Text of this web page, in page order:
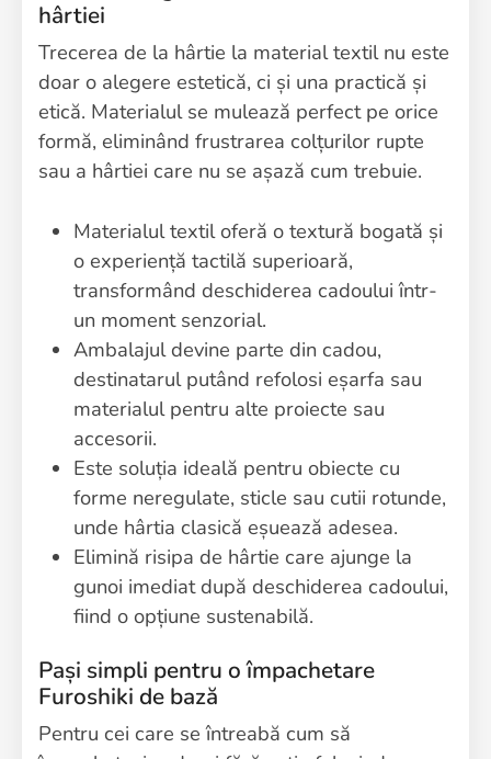
hârtiei
Trecerea de la hârtie la material textil nu este
doar o alegere estetică, ci și una practică și
etică. Materialul se mulează perfect pe orice
formă, eliminând frustrarea colțurilor rupte
sau a hârtiei care nu se așază cum trebuie.
Materialul textil oferă o textură bogată și
o experiență tactilă superioară,
transformând deschiderea cadoului într-
un moment senzorial.
Ambalajul devine parte din cadou,
destinatarul putând refolosi eșarfa sau
materialul pentru alte proiecte sau
accesorii.
Este soluția ideală pentru obiecte cu
forme neregulate, sticle sau cutii rotunde,
unde hârtia clasică eșuează adesea.
Elimină risipa de hârtie care ajunge la
gunoi imediat după deschiderea cadoului,
fiind o opțiune sustenabilă.
Pași simpli pentru o împachetare
Furoshiki de bază
Pentru cei care se întreabă cum să